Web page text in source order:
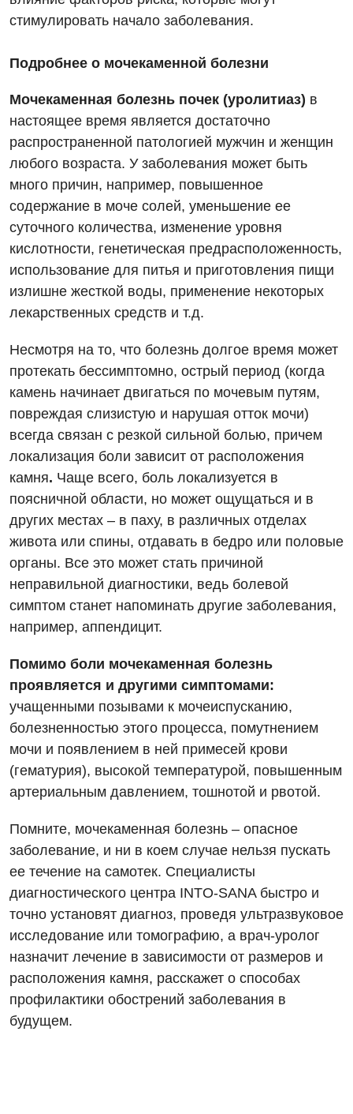
Оториноларингология
Пульмонология
Терапевтическое отделение
Травматологическое отделение
Урологическое отделение
Физиотерапия
Хирургическое отделение
Эндокринология
Для детей
Детская аллергология
Детская гинекология
Детская кардиоревматология
Детская неврология
Детская ортопедия и травматология
Детская оториноларингология
Детская офтальмология
Детская урология
Детская хирургия
Педиатрия
стимулировать начало заболевания.
Подробнее о мочекаменной болезни
Мочекаменная болезнь почек (уролитиаз) в
настоящее время является достаточно
распространенной патологией мужчин и женщин
любого возраста. У заболевания может быть
много причин, например, повышенное
содержание в моче солей, уменьшение ее
суточного количества, изменение уровня
кислотности, генетическая предрасположенность,
использование для питья и приготовления пищи
излишне жесткой воды, применение некоторых
лекарственных средств и т.д.
Несмотря на то, что болезнь долгое время может
протекать бессимптомно, острый период (когда
камень начинает двигаться по мочевым путям,
повреждая слизистую и нарушая отток мочи)
всегда связан с резкой сильной болью, причем
локализация боли зависит от расположения
камня. Чаще всего, боль локализуется в
поясничной области, но может ощущаться и в
других местах – в паху, в различных отделах
живота или спины, отдавать в бедро или половые
органы. Все это может стать причиной
неправильной диагностики, ведь болевой
симптом станет напоминать другие заболевания,
например, аппендицит.
Помимо боли мочекаменная болезнь
проявляется и другими симптомами:
учащенными позывами к мочеиспусканию,
болезненностью этого процесса, помутнением
мочи и появлением в ней примесей крови
(гематурия), высокой температурой, повышенным
артериальным давлением, тошнотой и рвотой.
Помните, мочекаменная болезнь – опасное
заболевание, и ни в коем случае нельзя пускать
ее течение на самотек. Специалисты
диагностического центра INTO-SANA быстро и
точно установят диагноз, проведя ультразвуковое
исследование или томографию, а врач-уролог
назначит лечение в зависимости от размеров и
расположения камня, расскажет о способах
профилактики обострений заболевания в
будущем.